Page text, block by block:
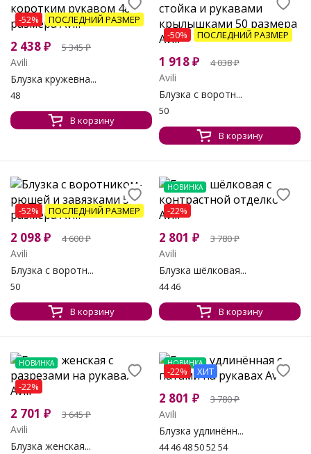
-52% ПОСЛЕДНИЙ РАЗМЕР
2 438₽ 5 345₽
Avili
Блузка кружевна...
48
В корзину
-50% ПОСЛЕДНИЙ РАЗМЕР
1 918₽ 4 038₽
Avili
Блузка с воротн...
50
В корзину
-52% ПОСЛЕДНИЙ РАЗМЕР
2 098₽ 4 600₽
Avili
Блузка с воротн...
50
В корзину
НОВИНКА
-22%
2 801 ₽ 3 780₽
Avili
Блузка шёлковая...
44 46
В корзину
НОВИНКА
-22%
2 701 ₽ 3 645₽
Avili
Блузка женская...
НОВИНКА
-22% ХИТ
2 801 ₽ 3 780₽
Avili
Блузка удлинённ...
44 46 48 50 52 54